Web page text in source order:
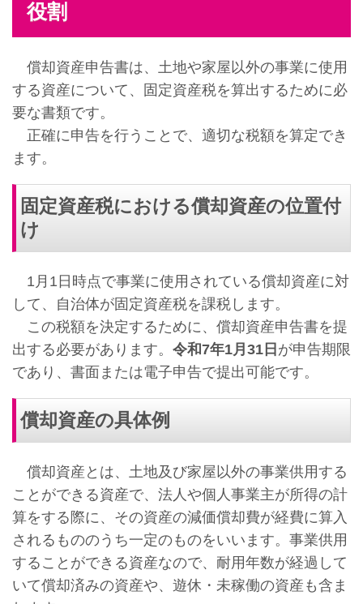
役割
償却資産申告書は、土地や家屋以外の事業に使用
する資産について、固定資産税を算出するために必
要な書類です。
正確に申告を行うことで、適切な税額を算定でき
ます。
固定資産税における償却資産の位置付
け
1月1日時点で事業に使用されている償却資産に対
して、自治体が固定資産税を課税します。
この税額を決定するために、償却資産申告書を提
出する必要があります。 令和7年1月31日 が申告期限
であり、書面または電子申告で提出可能です。
償却資産の具体例
償却資産とは、土地及び家屋以外の事業供用する
ことができる資産で、法人や個人事業主が所得の計
算をする際に、その資産の減価償却費が経費に算入
されるもののうち一定のものをいいます。事業供用
することができる資産なので、耐用年数が経過して
いて償却済みの資産や、遊休・未稼働の資産も含ま